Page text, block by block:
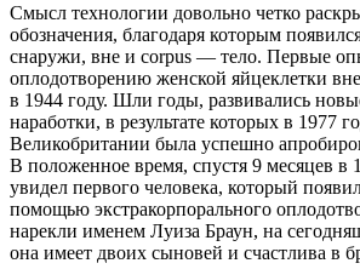
Терапевт
Маммолог
Политика обработки персональных
Полезные статьи и видео
Смысл технологии довольно четко
обозначения, благодаря которым
снаружи, вне и corpus — тело. Первые
оплодотворению женской яйцеклетки
в 1944 году. Шли годы, развивались
наработки, в результате которых в 1977
Великобритании была успешно
В положенное время, спустя 9 месяцев в
увидел первого человека, который
помощью экстракорпорального
нарекли именем Луиза Браун, на
она имеет двоих сыновей и счастлива в